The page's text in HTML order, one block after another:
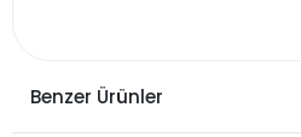
Benzer Ürünler